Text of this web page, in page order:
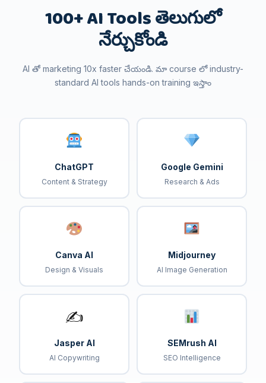
100+ AI Tools తెలుగులో
నేర్చుకోండి
AI తో marketing 10x faster చేయండి. మా course లో industry-
standard AI tools hands-on training ఇస్తాం
ChatGPT
Content & Strategy
Google Gemini
Research & Ads
Canva AI
Design & Visuals
Midjourney
AI Image Generation
✍️
Jasper AI
AI Copywriting
SEMrush AI
SEO Intelligence